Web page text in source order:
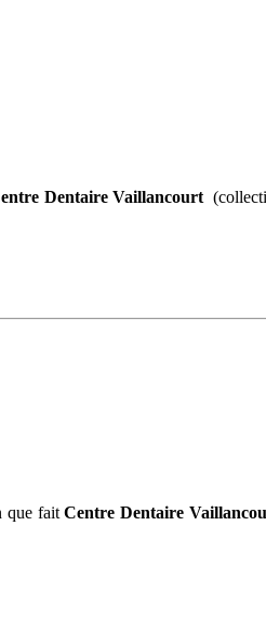
Dentaire Vaillancourt
que faitCentre Dentaire